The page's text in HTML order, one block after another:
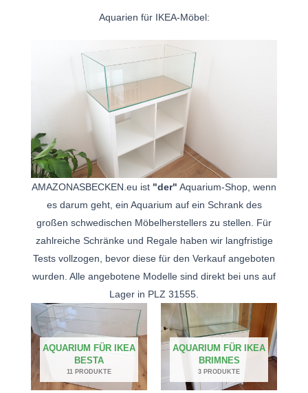
Aquarien für IKEA-Möbel:
AMAZONASBECKEN.eu ist "der" Aquarium-Shop, wenn
es darum geht, ein Aquarium auf ein Schrank des
großen schwedischen Möbelherstellers zu stellen. Für
zahlreiche Schränke und Regale haben wir langfristige
Tests vollzogen, bevor diese für den Verkauf angeboten
wurden. Alle angebotene Modelle sind direkt bei uns auf
Lager in PLZ 31555.
AQUARIUM FÜR IKEA
BESTA
11 PRODUKTE
AQUARIUM FÜR IKEA
BRIMNES
3 PRODUKTE